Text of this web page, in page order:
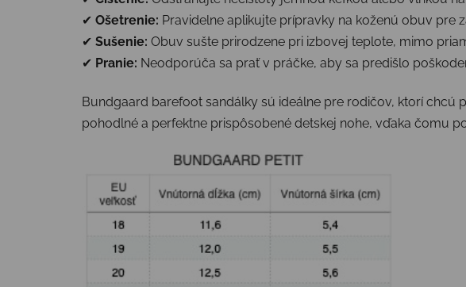
✔ Ošetrenie: Pravidelne aplikujte prípravky na koženú obuv pre
✔ Sušenie: Obuv sušte prirodzene pri izbovej teplote, mimo
✔ Pranie: Neodporúča sa prať v práčke, aby sa predišlo
Bundgaard barefoot sandálky sú ideálne pre rodičov, ktorí chcú
pohodlné a perfektne prispôsobené detskej nohe, vďaka čomu